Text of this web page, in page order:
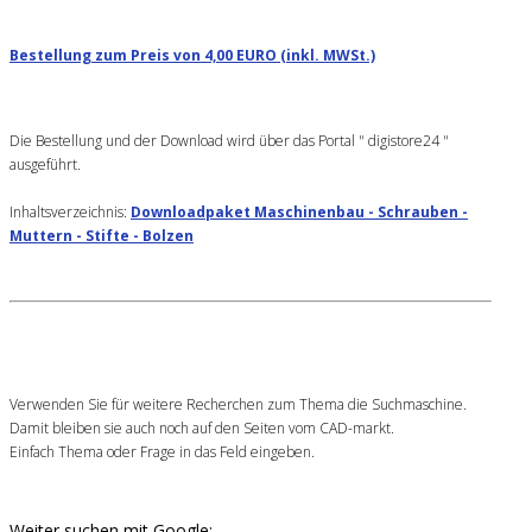
Bestellung zum Preis von 4,00 EURO (inkl. MWSt.)
Die Bestellung und der Download wird über das Portal " digistore24 "
ausgeführt.
Inhaltsverzeichnis: Downloadpaket Maschinenbau - Schrauben -
Muttern - Stifte - Bolzen
Verwenden Sie für weitere Recherchen zum Thema die Suchmaschine.
Damit bleiben sie auch noch auf den Seiten vom CAD-markt.
Einfach Thema oder Frage in das Feld eingeben.